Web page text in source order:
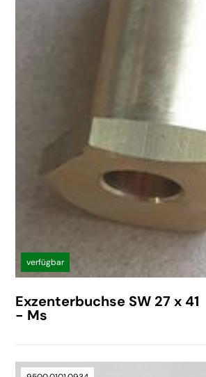
verfügbar
Exzenterbuchse SW 27 x 41
- Ms